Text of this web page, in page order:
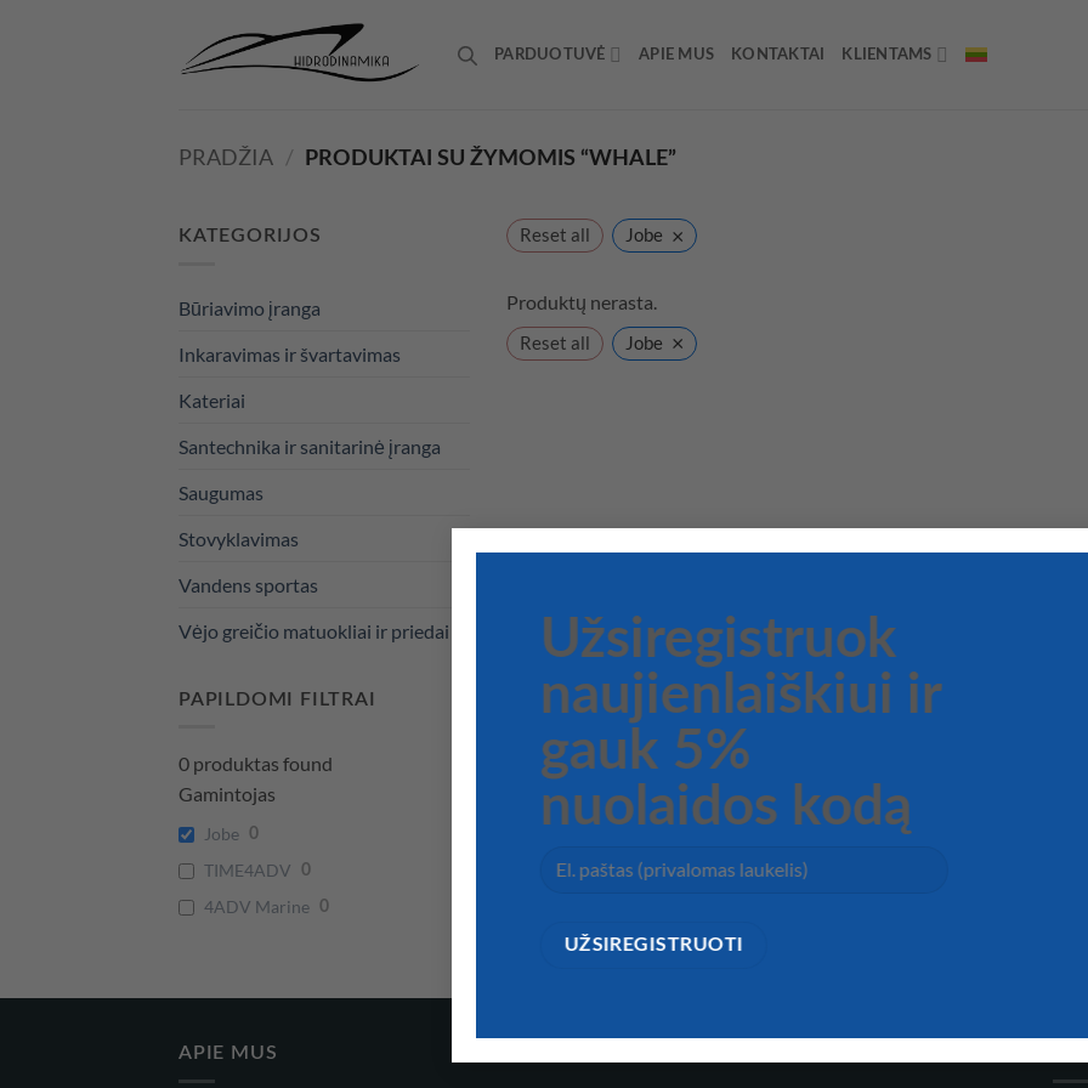
Užsiregistruok
naujienlaiškiui ir
gauk 5%
nuolaidos kodą
PARDUOTUVĖ APIE MUS KONTAKTAI KLIENTAMS
PRADŽIA / PRODUKTAI SU ŽYMOMIS “WHALE”
KATEGORIJOS
Būriavimo įranga
Inkaravimas ir švartavimas
Kateriai
Santechnika ir sanitarinė įranga
Saugumas
Stovyklavimas
Vandens sportas
Vėjo greičio matuokliai ir priedai
PAPILDOMI FILTRAI
0 produktas found
Gamintojas
Jobe 0
TIME4ADV 0
4ADV Marine 0
Reset all Jobe ×
Produktų nerasta.
Reset all Jobe ×
APIE MUS